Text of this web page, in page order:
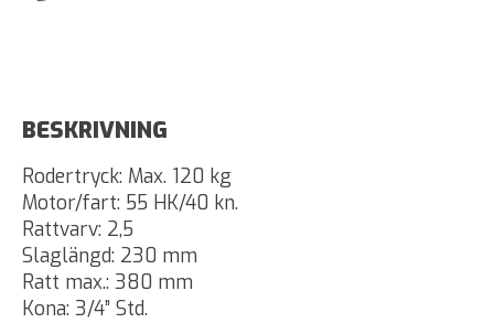
BESKRIVNING
Rodertryck: Max. 120 kg
Motor/fart: 55 HK/40 kn.
Rattvarv: 2,5
Slaglängd: 230 mm
Ratt max.: 380 mm
Kona: 3/4” Std.